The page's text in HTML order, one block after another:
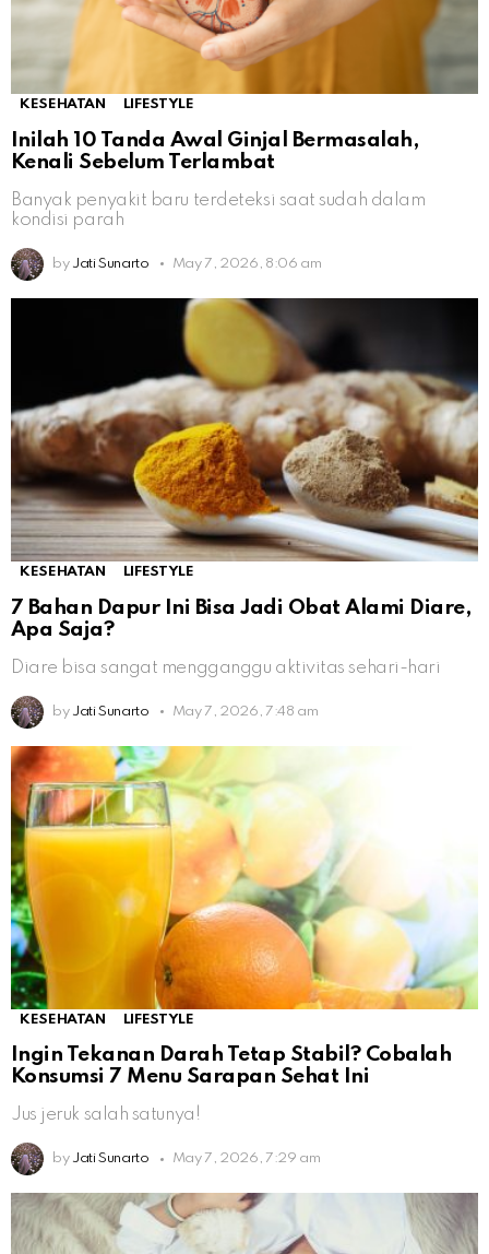
KESEHATAN LIFESTYLE
Inilah 10 Tanda Awal Ginjal Bermasalah,
Kenali Sebelum Terlambat
Banyak penyakit baru terdeteksi saat sudah dalam
kondisi parah
by Jati Sunarto May 7, 2026, 8:06 am
KESEHATAN LIFESTYLE
7 Bahan Dapur Ini Bisa Jadi Obat Alami Diare,
Apa Saja?
Diare bisa sangat mengganggu aktivitas sehari-hari
by Jati Sunarto May 7, 2026, 7:48 am
KESEHATAN LIFESTYLE
Ingin Tekanan Darah Tetap Stabil? Cobalah
Konsumsi 7 Menu Sarapan Sehat Ini
Jus jeruk salah satunya!
by Jati Sunarto May 7, 2026, 7:29 am